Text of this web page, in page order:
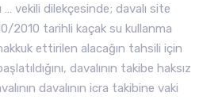
vekili dilekçesinde; davalı site
2010 tarihli kaçak su kullanma
ettirilen alacağın tahsili için
davalının takibe haksız
davalının icra takibine vaki